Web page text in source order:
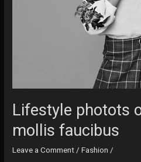
Lifestyle photots
mollis faucibus
Leave a Comment /Fashion /